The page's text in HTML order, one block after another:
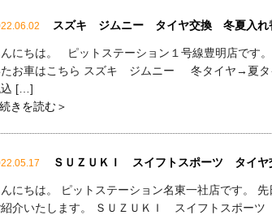
スズキ ジムニー タイヤ交換 冬夏入れ
んにちは。 ピットステーション１号線豊明店で
たお車はこちら スズキ ジムニー 冬タイヤ→夏
込 […]
続きを読む＞
ＳＵＺＵＫＩ スイフトスポーツ タイヤ
んにちは。 ピットステーション名東一社店です。
紹介いたします。 ＳＵＺＵＫＩ スイフトスポー